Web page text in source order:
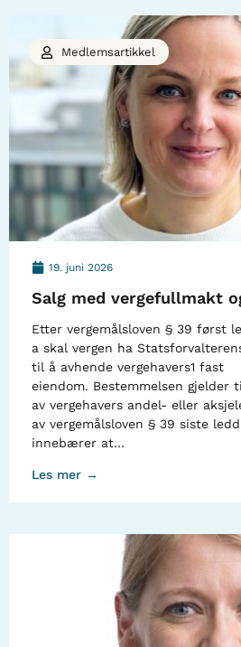
19. juni 2026
Salg med vergefullmakt
Etter vergemålsloven § 39 først
a skal vergen ha
til å avhende vergehavers1 fast
eiendom. Bestemmelsen gjelder
av vergehavers andel- eller
av vergemålsloven § 39 siste
innebærer at…
Les mer →
Medlemsartikkel